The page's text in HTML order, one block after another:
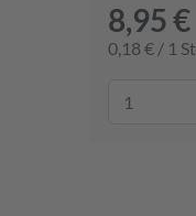
8,95 €
0,18 € / 1 St